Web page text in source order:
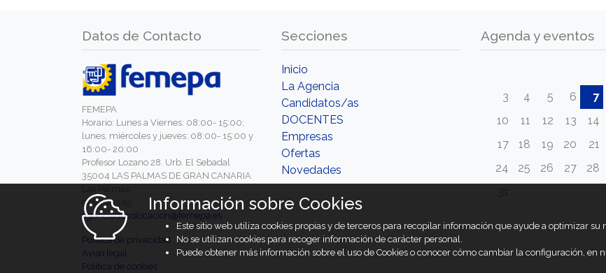
Datos de Contacto
FEMEPA
Horario: Lunes a Viernes: 08:00- 15:00;
lunes, miércoles y jueves: 08:00- 15:00 y
16:00- 20:00
Profesor Lozano 28. Urb. El Sebadal
35004 LAS PALMAS DE GRAN CANARIA
928460349
agenciadecolocacion@femepa.es
Política de privacidad
Aviso legal
Política de cookies
Secciones
Inicio
La Agencia
Candidatos/as
DOCENTES
Empresas
Ofertas
Novedades
Agenda y eventos
3
4 5 6 7
10
11 12 13 14
17
18 19 20 21
24
25 26 27 28
Información sobre Cookies
Este sitio web utiliza cookies propias y de terceros para recopilar información que ayude a optimizar su
No se utilizan cookies para recoger información de carácter personal.
Puede obtener más información sobre el uso de Cookies o conocer cómo cambiar la configuración, en